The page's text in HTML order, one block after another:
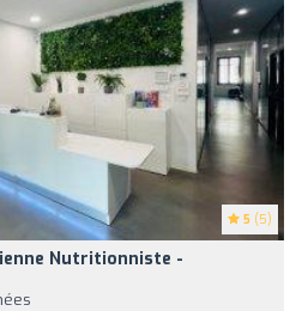
5 (5)
Nutritionniste -